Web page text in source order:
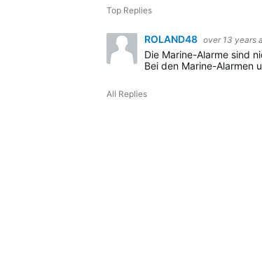
Top Replies
ROLAND48 over 13 years
Bei den Marine-Alarmen
All Replies